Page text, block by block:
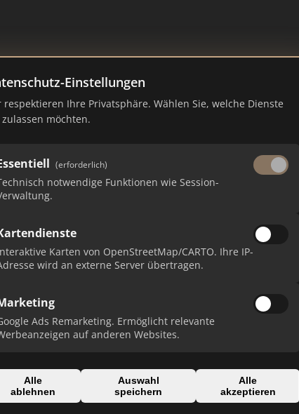
Einstellungen
respektieren Ihre Privatsphäre. Wählen Sie, welche Dienste
zulassen möchten.
(erforderlich)
notwendige Funktionen wie Session-
Karten von OpenStreetMap/CARTO. Ihre IP-
wird an externe Server übertragen.
Ads Remarketing. Ermöglicht relevante
auf anderen Websites.
Alle
ablehnen
Auswahl
speichern
Alle
akzeptieren
Juli 2026